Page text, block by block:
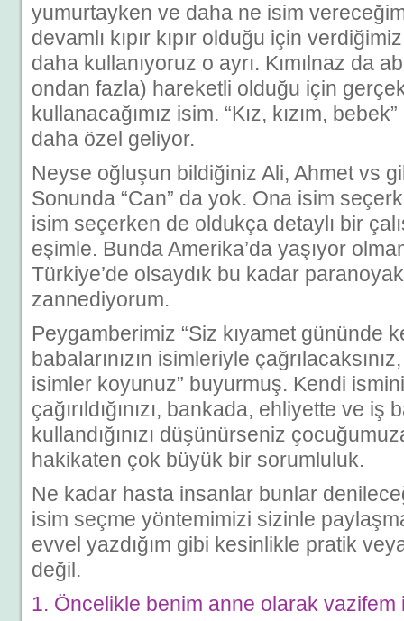
yumurtayken ve daha ne isim
devamlı kıpır kıpır olduğu için
daha kullanıyoruz o ayrı. Kımılnaz da
ondan fazla) hareketli olduğu için
kullanacağımız isim. “Kız, kızım,
daha özel geliyor.
Neyse oğluşun bildiğiniz Ali, Ahmet vs
Sonunda “Can” da yok. Ona isim
isim seçerken de oldukça detaylı bir
eşimle. Bunda Amerika’da yaşıyor
Türkiye’de olsaydık bu kadar
zannediyorum.
Peygamberimiz “Siz kıyamet gününde
babalarınızın isimleriyle
isimler koyunuz” buyurmuş. Kendi
çağırıldığınızı, bankada, ehliyette ve
kullandığınızı düşünürseniz
hakikaten çok büyük bir sorumluluk.
Ne kadar hasta insanlar bunlar
isim seçme yöntemimizi sizinle
evvel yazdığım gibi kesinlikle pratik
değil.
1. Öncelikle benim anne olarak vazifem